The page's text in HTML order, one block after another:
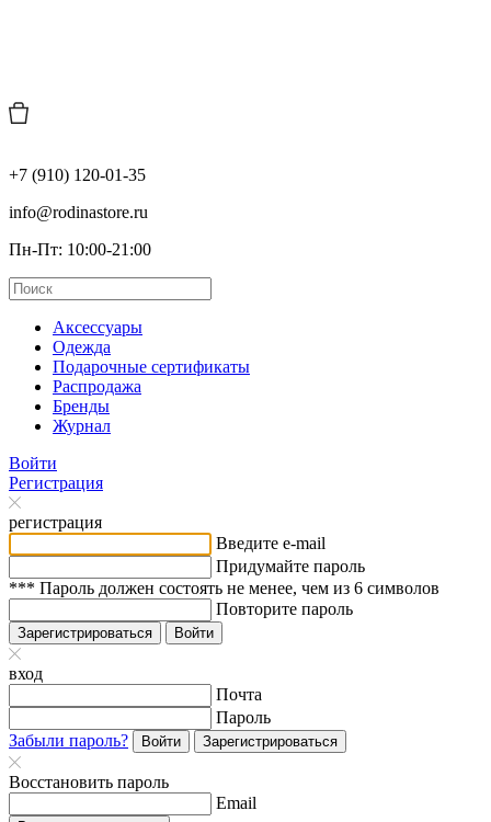
+7 (910) 120-01-35
info@rodinastore.ru
Пн-Пт: 10:00-21:00
Аксессуары
Одежда
Подарочные сертификаты
Распродажа
Бренды
Журнал
Войти
Регистрация
регистрация
Введите e-mail
Придумайте пароль
*** Пароль должен состоять не менее, чем из 6 символов
Повторите пароль
Зарегистрироваться Войти
вход
Почта
Пароль
Забыли пароль?
Войти Зарегистрироваться
Восстановить пароль
Email